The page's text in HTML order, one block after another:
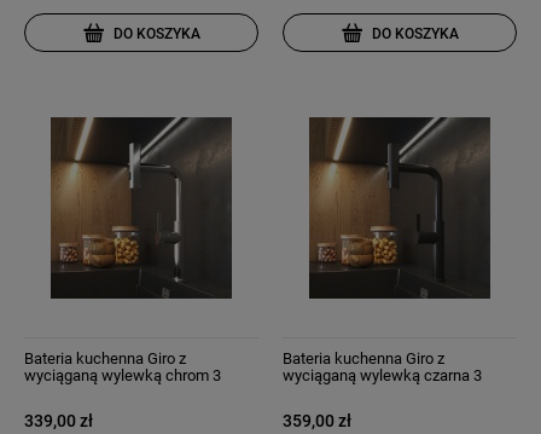
DO KOSZYKA DO KOSZYKA
Bateria kuchenna Giro z
wyciąganą wylewką chrom 3
339,00 zł
Bateria kuchenna Giro z
wyciąganą wylewką czarna 3
359,00 zł